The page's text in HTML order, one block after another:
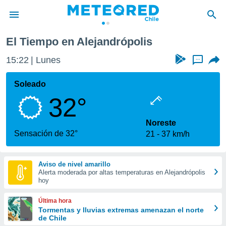
de
por
que se
calidad.
a este
las
y
forma
digital
basada
El Tiempo en Alejandrópolis
15:22 Lunes ...
Soleado
32°
Sensación de 32°
Noreste
21
37 km/h
Aviso de nivel amarillo
Alerta moderada por altas temperaturas en Alejandrópolis
hoy
Última hora
Tormentas y lluvias extremas amenazan el norte
de Chile